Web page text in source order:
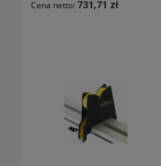
Cena netto: 731,71 zł